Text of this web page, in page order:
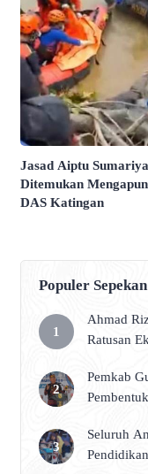
Jasad Aiptu
Ditemukan
DAS Katingan
Populer Sepekan
Ahmad
Ratusan
Pemkab
Seluruh